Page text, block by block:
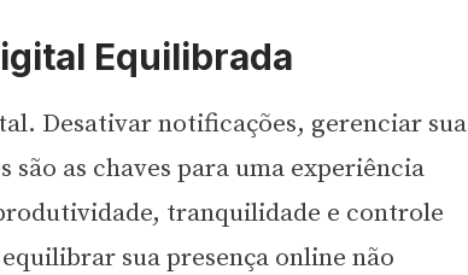
Equilibrada
Desativar notificações, gerenciar sua
as chaves para uma experiência
tranquilidade e controle
sua presença online não